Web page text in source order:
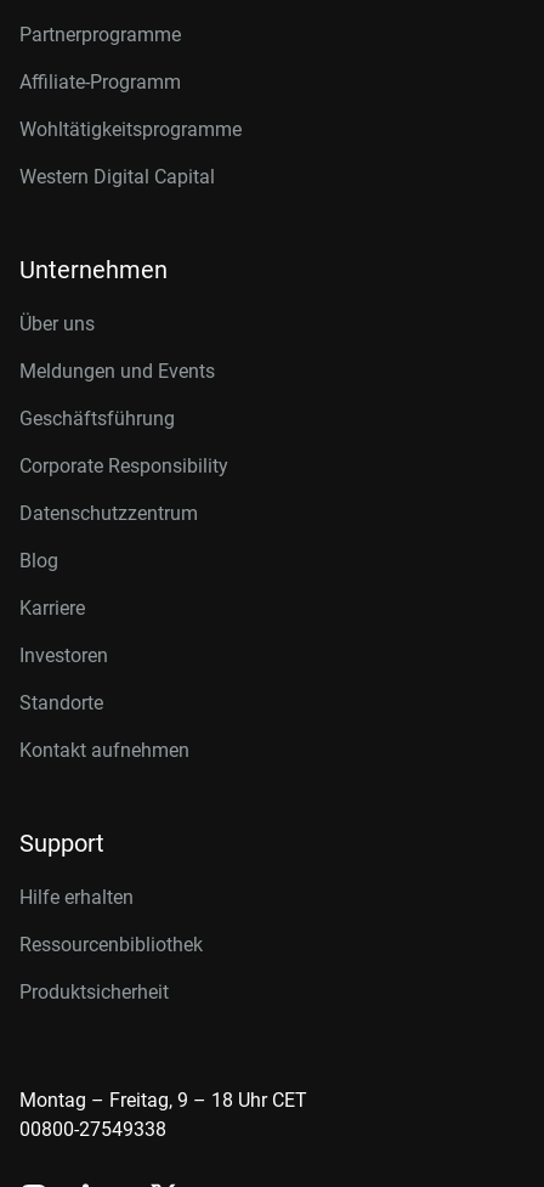
Partnerprogramme
Affiliate-Programm
Wohltätigkeitsprogramme
Western Digital Capital
Unternehmen
Über uns
Meldungen und Events
Geschäftsführung
Corporate Responsibility
Datenschutzzentrum
Blog
Karriere
Investoren
Standorte
Kontakt aufnehmen
Support
Hilfe erhalten
Ressourcenbibliothek
Produktsicherheit
Montag – Freitag, 9 – 18 Uhr CET
00800-27549338